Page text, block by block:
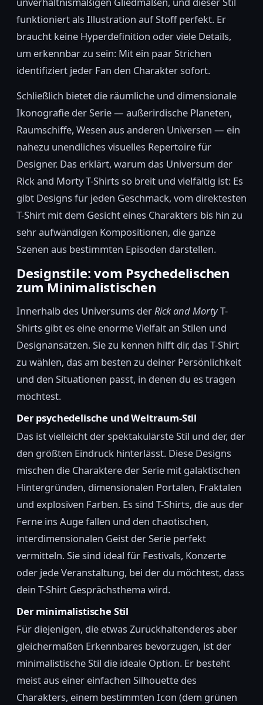
funktioniert als Illustration auf Stoff perfekt. Er
braucht keine Hyperdefinition oder viele Details,
um erkennbar zu sein: Mit ein paar Strichen
identifiziert jeder Fan den Charakter sofort.
Schließlich bietet die räumliche und dimensionale
Ikonografie der Serie — außerirdische Planeten,
Raumschiffe, Wesen aus anderen Universen — ein
nahezu unendliches visuelles Repertoire für
Designer. Das erklärt, warum das Universum der
Rick and Morty T-Shirts so breit und vielfältig ist: Es
gibt Designs für jeden Geschmack, vom direktesten
T-Shirt mit dem Gesicht eines Charakters bis hin zu
sehr aufwändigen Kompositionen, die ganze
Szenen aus bestimmten Episoden darstellen.
Designstile: vom Psychedelischen
zum Minimalistischen
Innerhalb des Universums derRick and MortyT-
Shirts gibt es eine enorme Vielfalt an Stilen und
Designansätzen. Sie zu kennen hilft dir, das T-Shirt
zu wählen, das am besten zu deiner Persönlichkeit
und den Situationen passt, in denen du es tragen
möchtest.
Der psychedelische und Weltraum-Stil
Das ist vielleicht der spektakulärste Stil und der, der
den größten Eindruck hinterlässt. Diese Designs
mischen die Charaktere der Serie mit galaktischen
Hintergründen, dimensionalen Portalen, Fraktalen
und explosiven Farben. Es sind T-Shirts, die aus der
Ferne ins Auge fallen und den chaotischen,
interdimensionalen Geist der Serie perfekt
vermitteln. Sie sind ideal für Festivals, Konzerte
oder jede Veranstaltung, bei der du möchtest, dass
dein T-Shirt Gesprächsthema wird.
Der minimalistische Stil
Für diejenigen, die etwas Zurückhaltenderes aber
gleichermaßen Erkennbares bevorzugen, ist der
minimalistische Stil die ideale Option. Er besteht
meist aus einer einfachen Silhouette des
Charakters, einem bestimmten Icon (dem grünen